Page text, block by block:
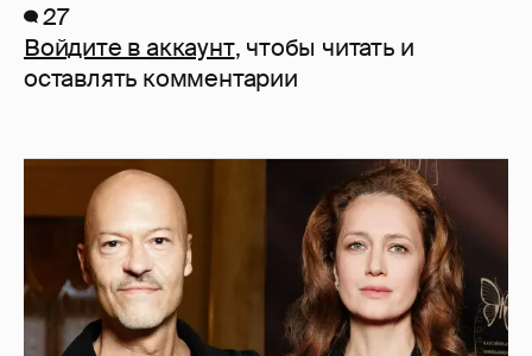
27
Войдите в аккаунт, чтобы читать и
оставлять комментарии